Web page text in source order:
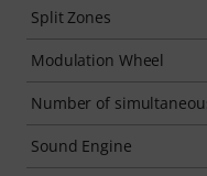
Split Zones
Modulation Wheel
Number of
Sound Engine